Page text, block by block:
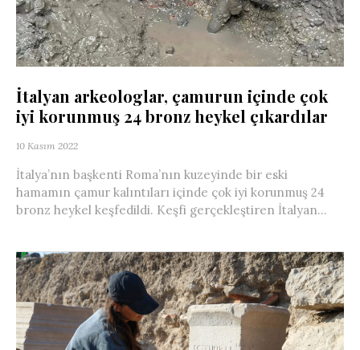
İtalyan arkeologlar, çamurun içinde çok
iyi korunmuş 24 bronz heykel çıkardılar
10 Kasım 2022
İtalya’nın başkenti Roma’nın kuzeyinde bir eski
hamamın çamur kalıntıları içinde çok iyi korunmuş 24
bronz heykel keşfedildi. Keşfi gerçekleştiren İtalyan...